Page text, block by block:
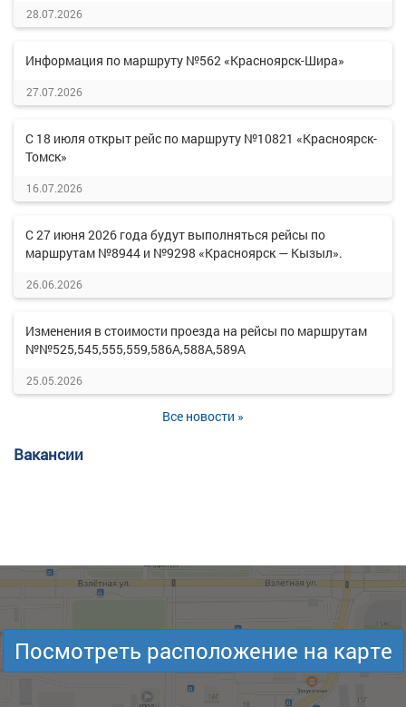
28.07.2026
Информация по маршруту №562 «Красноярск-Шира»
27.07.2026
С 18 июля открыт рейс по маршруту №10821 «Красноярск-
Томск»
16.07.2026
С 27 июня 2026 года будут выполняться рейсы по
маршрутам №8944 и №9298 «Красноярск — Кызыл».
26.06.2026
Изменения в стоимости проезда на рейсы по маршрутам
№№525,545,555,559,586А,588А,589А
25.05.2026
Все новости »
Вакансии
Посмотреть расположение на карте